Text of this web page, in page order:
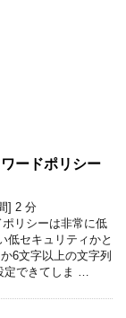
ードポリシー
] 2 分
リシーは非常に低
低セキュリティかと
6文字以上の文字列
定できてしま …